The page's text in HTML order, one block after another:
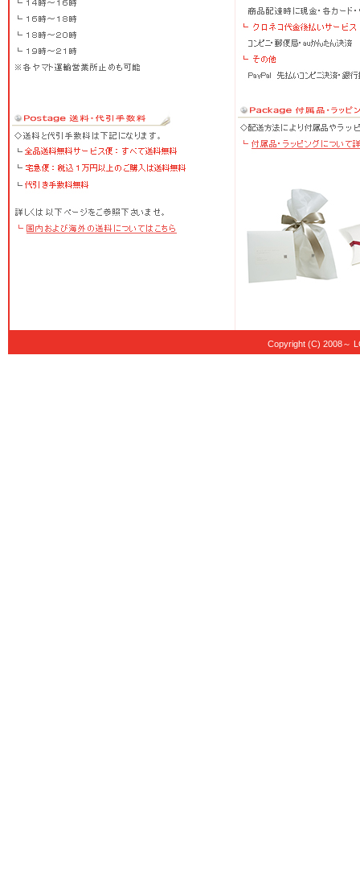
Copyright (C) 2008～